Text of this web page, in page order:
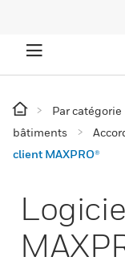
Par catégorie
bâtiments
client MAXPRO®